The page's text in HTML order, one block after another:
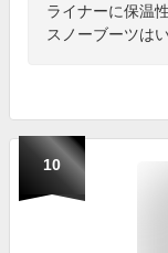
ライナーに保温
スノーブーツは
10